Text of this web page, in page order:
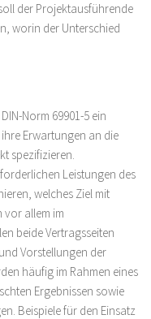
der Projektausführende
worin der Unterschied
Norm 69901-5 ein
Erwartungen an die
spezifizieren.
Leistungen des
welches Ziel mit
vor allem im
beide Vertragsseiten
Vorstellungen der
häufig im Rahmen eines
Ergebnissen sowie
Beispiele für den Einsatz